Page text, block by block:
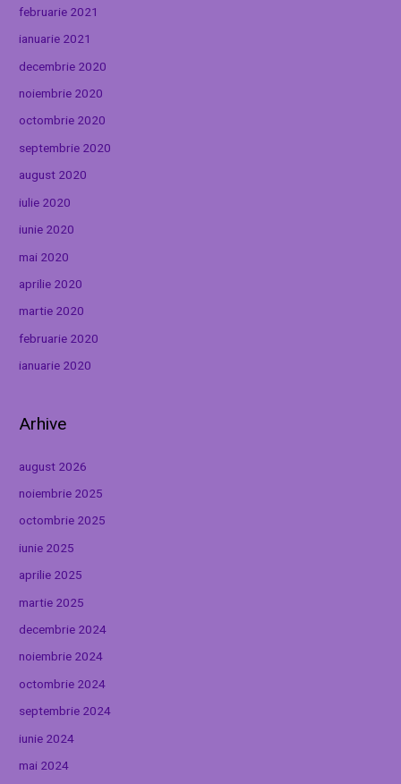
februarie 2021
ianuarie 2021
decembrie 2020
noiembrie 2020
octombrie 2020
septembrie 2020
august 2020
iulie 2020
iunie 2020
mai 2020
aprilie 2020
martie 2020
februarie 2020
ianuarie 2020
Arhive
august 2026
noiembrie 2025
octombrie 2025
iunie 2025
aprilie 2025
martie 2025
decembrie 2024
noiembrie 2024
octombrie 2024
septembrie 2024
iunie 2024
mai 2024